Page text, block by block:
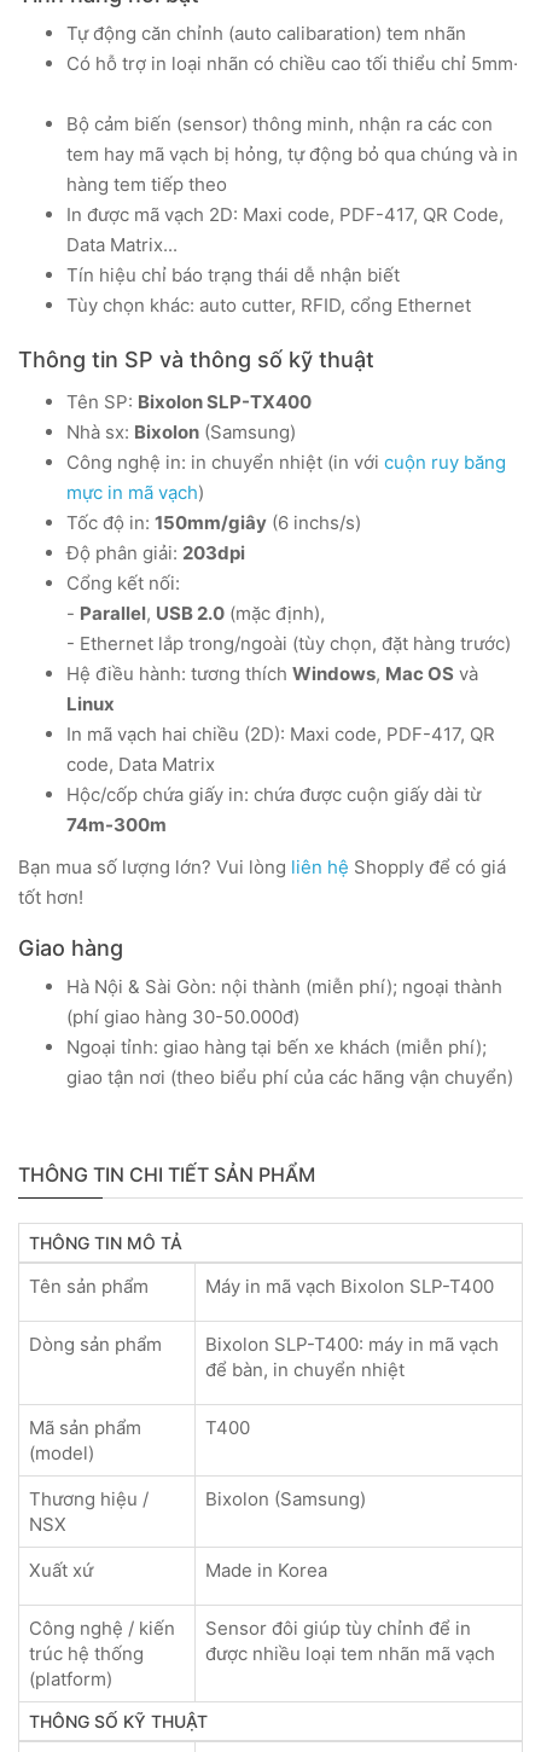
Tự động căn chỉnh (auto calibaration) tem nhãn
Có hỗ trợ in loại nhãn có chiều cao tối thiểu chỉ 5mm·
Bộ cảm biến (sensor) thông minh, nhận ra các con
tem hay mã vạch bị hỏng, tự động bỏ qua chúng và in
hàng tem tiếp theo
In được mã vạch 2D: Maxi code, PDF-417, QR Code,
Data Matrix...
Tín hiệu chỉ báo trạng thái dễ nhận biết
Tùy chọn khác: auto cutter, RFID, cổng Ethernet
Thông tin SP và thông số kỹ thuật
Tên SP: Bixolon SLP-TX400
Nhà sx: Bixolon (Samsung)
Công nghệ in: in chuyển nhiệt (in với cuộn ruy băng
mực in mã vạch)
Tốc độ in: 150mm/giây (6 inchs/s)
Độ phân giải: 203dpi
Cổng kết nối:
- Parallel, USB 2.0 (mặc định),
- Ethernet lắp trong/ngoài (tùy chọn, đặt hàng trước)
Hệ điều hành: tương thích Windows, Mac OS và
Linux
In mã vạch hai chiều (2D): Maxi code, PDF-417, QR
code, Data Matrix
Hộc/cốp chứa giấy in: chứa được cuộn giấy dài từ
74m-300m
Bạn mua số lượng lớn? Vui lòng liên hệ Shopply để có giá
tốt hơn!
Giao hàng
Hà Nội & Sài Gòn: nội thành (miễn phí); ngoại thành
(phí giao hàng 30-50.000đ)
Ngoại tỉnh: giao hàng tại bến xe khách (miễn phí);
giao tận nơi (theo biểu phí của các hãng vận chuyển)
THÔNG TIN CHI TIẾT SẢN PHẨM
THÔNG TIN MÔ TẢ
Tên sản phẩm Máy in mã vạch Bixolon SLP-T400
Dòng sản phẩm
Bixolon SLP-T400: máy in mã vạch
để bàn, in chuyển nhiệt
Mã sản phẩm
(model)
T400
Thương hiệu /
NSX
Bixolon (Samsung)
Xuất xứ Made in Korea
Công nghệ / kiến
trúc hệ thống
(platform)
Sensor đôi giúp tùy chỉnh để in
được nhiều loại tem nhãn mã vạch
THÔNG SỐ KỸ THUẬT